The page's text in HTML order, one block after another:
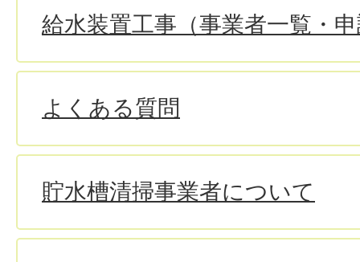
給水装置工事（事業者一覧・
よくある質問
貯水槽清掃事業者について